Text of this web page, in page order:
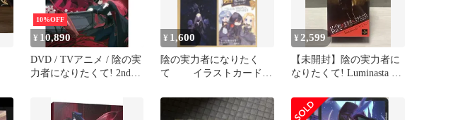
10%OFF
¥ 10,890
DVD / TVアニメ / 陰の実
力者になりたくて! 2nd
¥ 1,600
陰の実力者になりたく
て イラストカード
¥ 2,599
【未開封】陰の実力者に
なりたくて! Luminasta ア